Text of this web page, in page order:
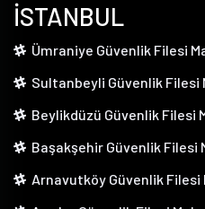
İSTANBUL
Ümraniye Güvenlik Filesi
Sultanbeyli Güvenlik Filesi
Beylikdüzü Güvenlik Filesi
Başakşehir Güvenlik Filesi
Arnavutköy Güvenlik Filesi